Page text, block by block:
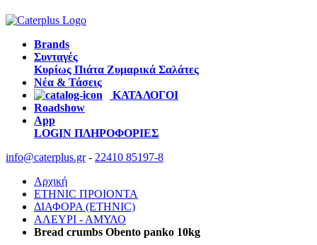
Brands
Συνταγές
Κυρίως Πιάτα Ζυμαρικά Σαλάτες
Νέα & Τάσεις
ΚΑΤΑΛΟΓΟΙ
Roadshow
App
LOGIN ΠΛΗΡΟΦΟΡΙΕΣ
info@caterplus.gr- 22410 85197-8
Αρχική
ETHNIC ΠΡΟΙΟΝΤΑ
ΔΙΑΦΟΡΑ (ETHNIC)
ΑΛΕΥΡΙ - ΑΜΥΛΟ
Bread crumbs Οbento panko 10kg